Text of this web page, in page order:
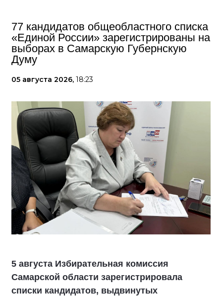
77 кандидатов общеобластного списка
«Единой России» зарегистрированы на
выборах в Самарскую Губернскую
Думу
05 августа 2026, 18:23
5 августа Избирательная комиссия
Самарской области зарегистрировала
списки кандидатов, выдвинутых